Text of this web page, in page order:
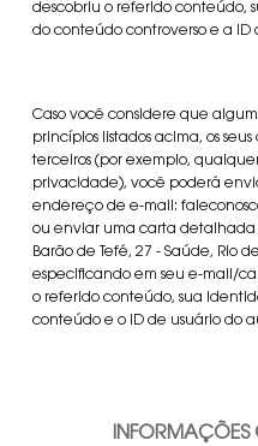
descobriu o referido conteúdo,
do conteúdo controverso e a
Caso você considere que
princípios listados acima, os
terceiros (por exemplo,
privacidade), você poderá
endereço de e-mail:
ou enviar uma carta detalhada
Barão de Tefé, 27 - Saúde, Rio
especificando em seu e-mail/
o referido conteúdo, sua
conteúdo e o ID de usuário do
INFORMAÇÕES